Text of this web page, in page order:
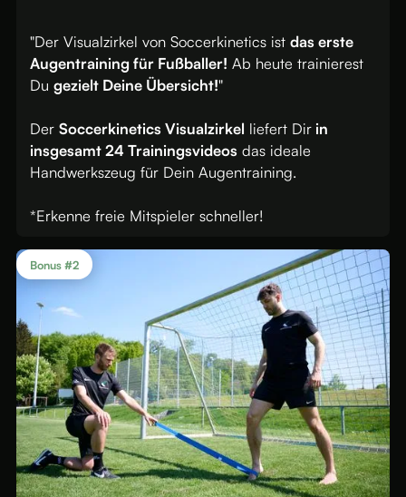
"Der Visualzirkel von Soccerkinetics istdas erste
Augentraining für Fußballer! Ab heute trainierest
Dugezielt Deine Übersicht!"
DerSoccerkinetics Visualzirkel liefert Dir in
insgesamt 24 Trainingsvideos das ideale
Handwerkszeug für Dein Augentraining.
*Erkenne freie Mitspieler schneller!
Bonus #2